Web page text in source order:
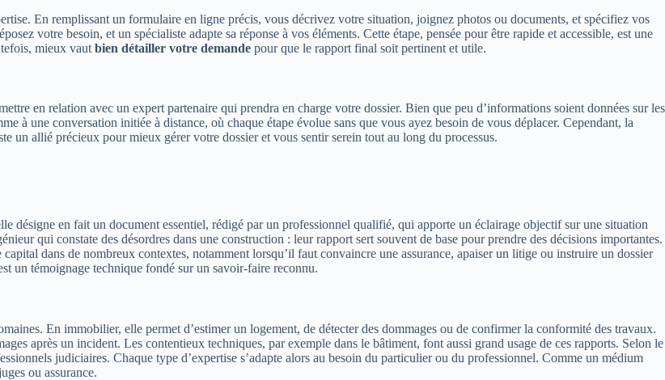
En remplissant un formulaire en ligne précis, vous décrivez votre situation, joignez photos ou documents, et spécifiez vos
votre besoin, et un spécialiste adapte sa réponse à vos éléments. Cette étape, pensée pour être rapide et accessible, est une
mieux vaut bien détailler votre demande pour que le rapport final soit pertinent et utile.
en relation avec un expert partenaire qui prendra en charge votre dossier. Bien que peu d’informations soient données sur les
à une conversation initiée à distance, où chaque étape évolue sans que vous ayez besoin de vous déplacer. Cependant, la
allié précieux pour mieux gérer votre dossier et vous sentir serein tout au long du processus.
désigne en fait un document essentiel, rédigé par un professionnel qualifié, qui apporte un éclairage objectif sur une situation
qui constate des désordres dans une construction : leur rapport sert souvent de base pour prendre des décisions importantes.
dans de nombreux contextes, notamment lorsqu’il faut convaincre une assurance, apaiser un litige ou instruire un dossier
un témoignage technique fondé sur un savoir-faire reconnu.
En immobilier, elle permet d’estimer un logement, de détecter des dommages ou de confirmer la conformité des travaux.
après un incident. Les contentieux techniques, par exemple dans le bâtiment, font aussi grand usage de ces rapports. Selon le
judiciaires. Chaque type d’expertise s’adapte alors au besoin du particulier ou du professionnel. Comme un médium
ou assurance.